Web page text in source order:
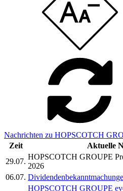
Nachrichten zu HOPSCOTCH
Zeit
Aktuelle
29.07.
HOPSCOTCH GROUPE
2026
06.07.
HOPSCOTCH GROUPE